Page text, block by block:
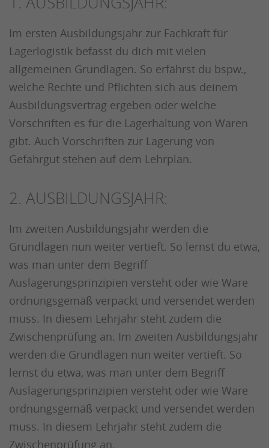
Im ersten Ausbildungsjahr zur Fachkraft für
Lagerlogistik befasst du dich mit vielen
allgemeinen Grundlagen. So erfährst du bspw.,
welche Rechte und Pflichten sich aus deinem
Ausbildungsvertrag ergeben oder welche
Vorschriften es für die Lagerhaltung von Waren
gibt. Auch Vorschriften zur Lagerung von
Gefahrgut stehen auf dem Lehrplan.
2. AUSBILDUNGSJAHR:
Im zweiten Ausbildungsjahr werden die
Grundlagen nun weiter vertieft. So lernst du etwa,
was man unter dem Begriff
Auslagerungsprinzipien versteht oder wie Ware
ordnungsgemäß verpackt und versendet werden
muss. In diesem Lehrjahr steht zudem die
Zwischenprüfung an. Im zweiten Ausbildungsjahr
werden die Grundlagen nun weiter vertieft. So
lernst du etwa, was man unter dem Begriff
Auslagerungsprinzipien versteht oder wie Ware
ordnungsgemäß verpackt und versendet werden
muss. In diesem Lehrjahr steht zudem die
Zwischenprüfung an.